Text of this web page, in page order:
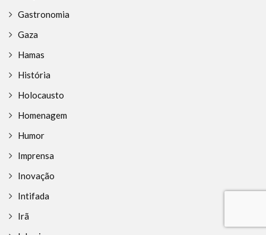
Gastronomia
Gaza
Hamas
História
Holocausto
Homenagem
Humor
Imprensa
Inovação
Intifada
Irã